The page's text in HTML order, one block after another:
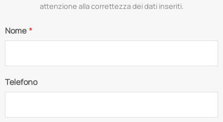
attenzione alla correttezza dei dati inseriti.
Nome*
Telefono